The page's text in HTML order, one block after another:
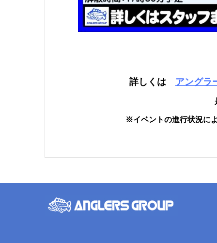
詳しくは アングラ
※イベントの進行状況に